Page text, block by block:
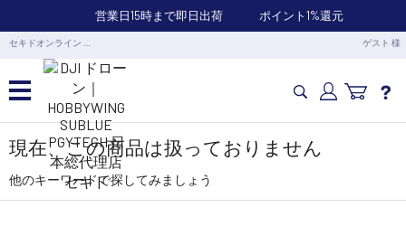
営業日15時まで即日出荷 ポイント1%還元
セキドオンライン … ゲスト 様
カメラドローン・生活家電
カメラ・スタビライザー
現在、この商品は扱っておりません
他のキーワードで探してみましょう